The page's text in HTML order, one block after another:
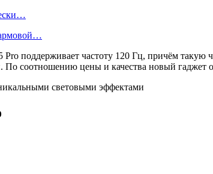
поддерживает частоту 120 Гц, причём
соотношению цены и качества новый гаджет